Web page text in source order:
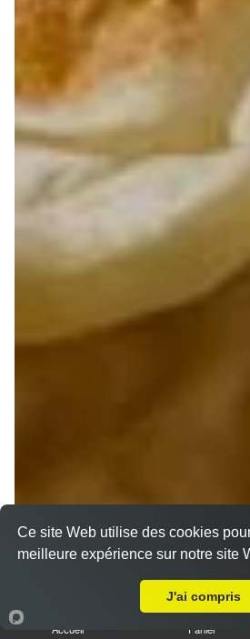
Accueil Panier
Ce site Web utilise des cookies
meilleure expérience sur notre site
J'ai compris